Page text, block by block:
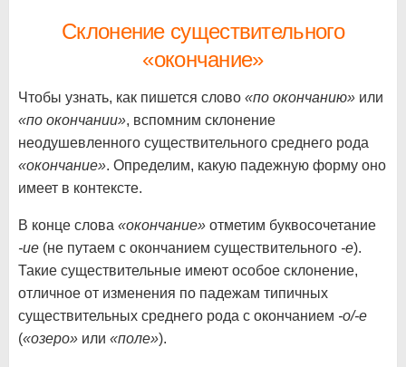
Склонение существительного
«окончание»
Чтобы узнать, как пишется слово «по окончанию» или
«по окончании», вспомним склонение
неодушевленного существительного среднего рода
«окончание». Определим, какую падежную форму оно
имеет в контексте.
В конце слова «окончание» отметим буквосочетание
-ие (не путаем с окончанием существительного -е).
Такие существительные имеют особое склонение,
отличное от изменения по падежам типичных
существительных среднего рода с окончанием -о/-е
(«озеро» или «поле»).